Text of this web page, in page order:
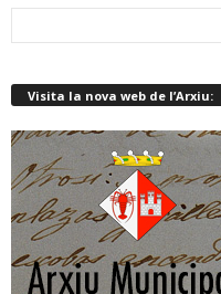
Visita la nova web de l’Arxiu: